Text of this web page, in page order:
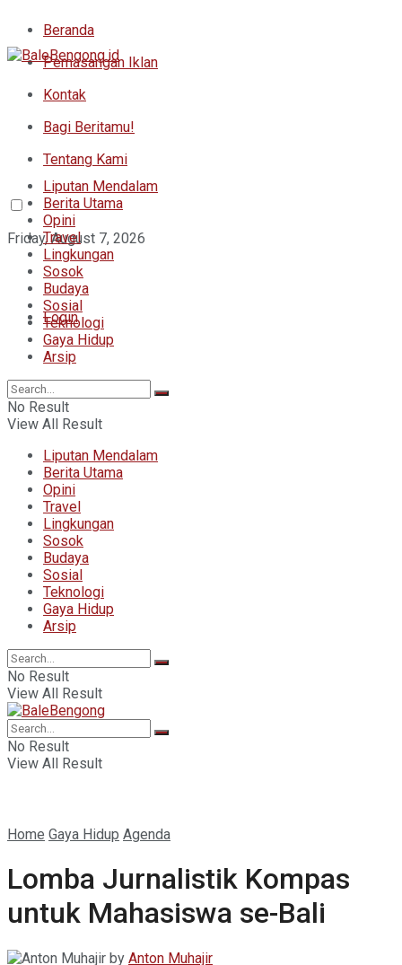
Beranda
Pemasangan Iklan
Kontak
Bagi Beritamu!
Tentang Kami
Friday, August 7, 2026
Login
Liputan Mendalam
Berita Utama
Opini
Travel
Lingkungan
Sosok
Budaya
Sosial
Teknologi
Gaya Hidup
Arsip
No Result
View All Result
Liputan Mendalam
Berita Utama
Opini
Travel
Lingkungan
Sosok
Budaya
Sosial
Teknologi
Gaya Hidup
Arsip
No Result
View All Result
No Result
View All Result
Home Gaya Hidup Agenda
Lomba Jurnalistik Kompas
untuk Mahasiswa se-Bali
by Anton Muhajir